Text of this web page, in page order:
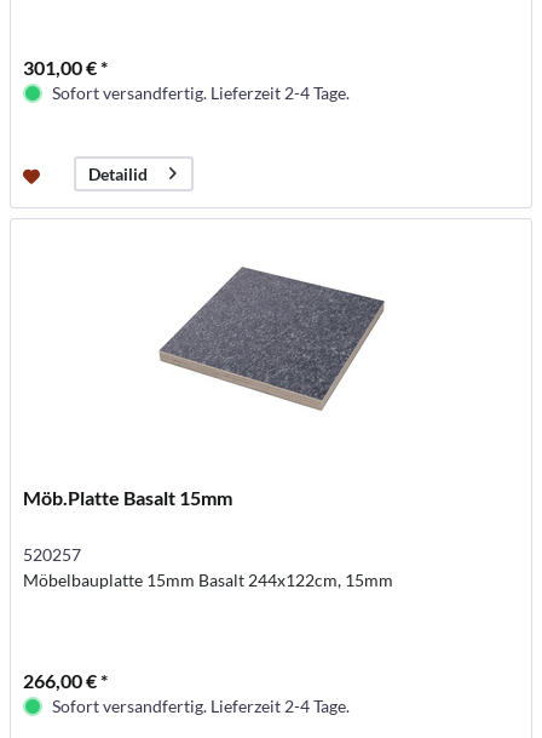
301,00 € *
Sofort versandfertig. Lieferzeit 2-4 Tage.
Detailid
Möb.Platte Basalt 15mm
520257
Möbelbauplatte 15mm Basalt 244x122cm, 15mm
266,00 € *
Sofort versandfertig. Lieferzeit 2-4 Tage.